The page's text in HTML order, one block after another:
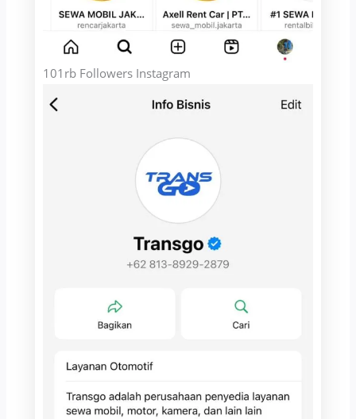
101rb Followers Instagram